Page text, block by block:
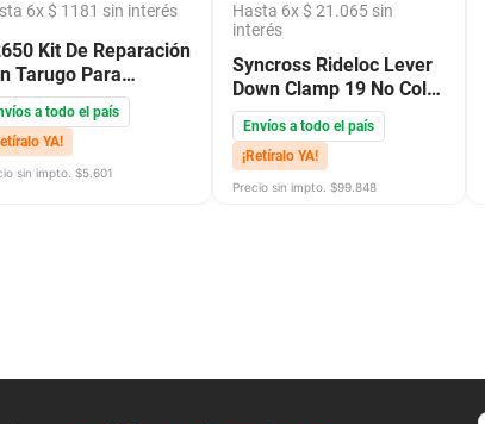
6x $ 1181 sin interés
Kit De Reparación
Tarugo Para
a todo el país
YA!
sin impto. $5.601
Hasta 6x $ 21 .065sin
interés
Syncross Rideloc Lever
Down Clamp 19 No Color
1Size
Envíos a todo el país
¡Retíralo YA!
Precio sin impto. $99.848